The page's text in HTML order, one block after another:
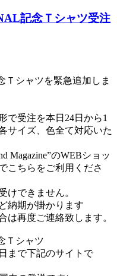
記念Ｔシャツ受注
Ｔシャツを緊急追加しま
で受注を本日24日から1
サイズ、色全て対応いた
Magazine”のWEBショッ
こちらをご利用くださ
けできません。
納期が掛かります
は再度ご連絡致します。
Ｔシャツ
まで下記のサイトで